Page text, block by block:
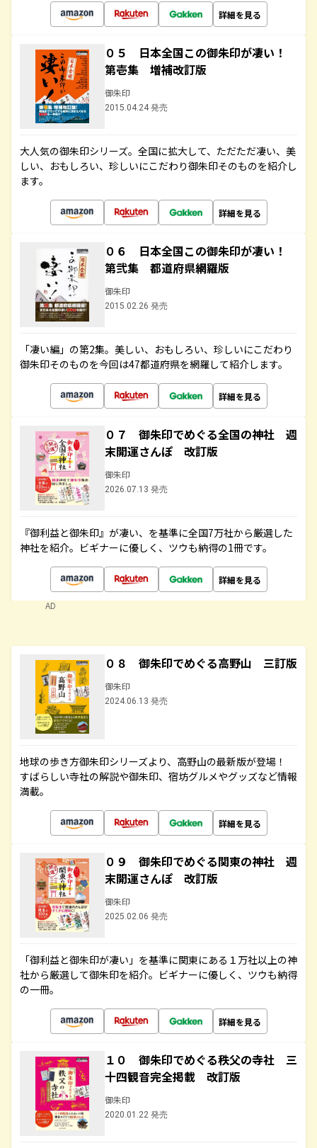
詳細を見る
０５ 日本全国この御朱印が凄い！
第壱集 増補改訂版
御朱印
2015.04.24 発売
大人気の御朱印シリーズ。全国に拡大して、ただただ凄い、美
しい、おもしろい、珍しいにこだわり御朱印そのものを紹介し
ます。
詳細を見る
０６ 日本全国この御朱印が凄い！
第弐集 都道府県網羅版
御朱印
2015.02.26 発売
「凄い編」の第2集。美しい、おもしろい、珍しいにこだわり
御朱印そのものを今回は47都道府県を網羅して紹介します。
詳細を見る
０７ 御朱印でめぐる全国の神社 週
末開運さんぽ 改訂版
御朱印
2026.07.13 発売
『御利益と御朱印』が凄い、を基準に全国7万社から厳選した
神社を紹介。ビギナーに優しく、ツウも納得の1冊です。
詳細を見る
AD
０８ 御朱印でめぐる高野山 三訂版
御朱印
2024.06.13 発売
地球の歩き方御朱印シリーズより、高野山の最新版が登場！
すばらしい寺社の解説や御朱印、宿坊グルメやグッズなど情報
満載。
詳細を見る
０９ 御朱印でめぐる関東の神社 週
末開運さんぽ 改訂版
御朱印
2025.02.06 発売
「御利益と御朱印が凄い」を基準に関東にある１万社以上の神
社から厳選して御朱印を紹介。ビギナーに優しく、ツウも納得
の一冊。
詳細を見る
１０ 御朱印でめぐる秩父の寺社 三
十四観音完全掲載 改訂版
御朱印
2020.01.22 発売